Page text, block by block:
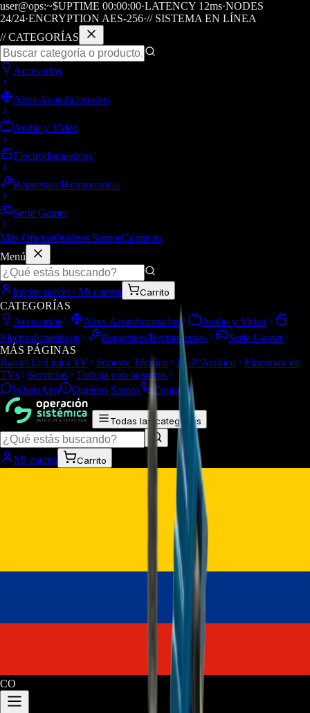
user@ops:~$UPTIME 00:00:00·LATENCY 12ms·NODES
24/24·ENCRYPTION AES-256·// SISTEMA EN LÍNEA
// CATEGORÍAS
Accesorios
Aires Acondicionados
Audio y Video
Electrodomesticos
Repuestos/Herramientas
Seríe Gamer
Más OfertasQuiénes SomosContacto
Menú
Iniciar sesión / Mi cuenta Carrito
CATEGORÍAS
Accesorios
Aires Acondicionados
Audio y Video
Electrodomesticos
Repuestos/Herramientas
Seríe Gamer
MÁS PÁGINAS
Barras Led para TV
Soporte Técnico LGP/Acrilico
Firmware de
TVs
Servicios
Trabaja con nosotros
WhatsApp
Quiénes Somos Contacto
Todas las categorías
Mi cuenta Carrito
CO